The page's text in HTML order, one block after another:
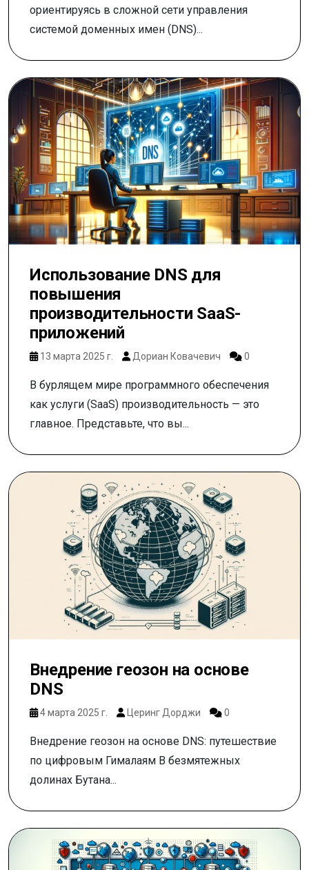
ориентируясь в сложной сети управления
системой доменных имен (DNS)...
Использование DNS для
повышения
производительности SaaS-
приложений
13 марта 2025 г. Дориан Ковачевич 0
В бурлящем мире программного обеспечения
как услуги (SaaS) производительность — это
главное. Представьте, что вы...
Внедрение геозон на основе
DNS
4 марта 2025 г. Церинг Дорджи 0
Внедрение геозон на основе DNS: путешествие
по цифровым Гималаям В безмятежных
долинах Бутана...